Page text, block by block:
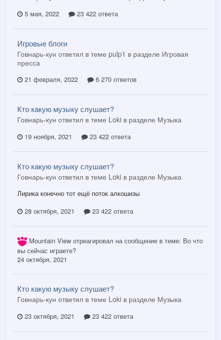
5 мая, 2022 23 422 ответа
Игровые блоги
Говнарь-кун ответил в теме pulp1 в разделе Игровая
пресса
21 февраля, 2022 6 270 ответов
Кто какую музыку слушает?
Говнарь-кун ответил в теме Loki в разделе Музыка
19 ноября, 2021 23 422 ответа
Кто какую музыку слушает?
Говнарь-кун ответил в теме Loki в разделе Музыка
Лирика конечно тот ещё поток алкошизы
28 октября, 2021
23 422 ответа
Mountain View отреагировал на сообщение в теме: Во что
вы сейчас играете?
24 октября, 2021
Кто какую музыку слушает?
Говнарь-кун ответил в теме Loki в разделе Музыка
23 октября, 2021 23 422 ответа